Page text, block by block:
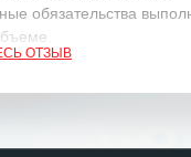
обязательства
ОТЗЫВ